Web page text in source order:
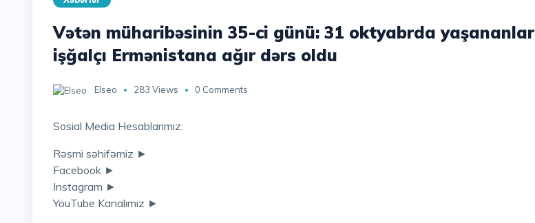
Vətən müharibəsinin 35-ci günü: 31 oktyabrda yaşananlar
işğalçı Ermənistana ağır dərs oldu
Elseo 283 Views 0 Comments
Sosial Media Hesablarımız:
Rəsmi səhifəmiz ►
Facebook ►
Instagram ►
YouTube Kanalımız ►